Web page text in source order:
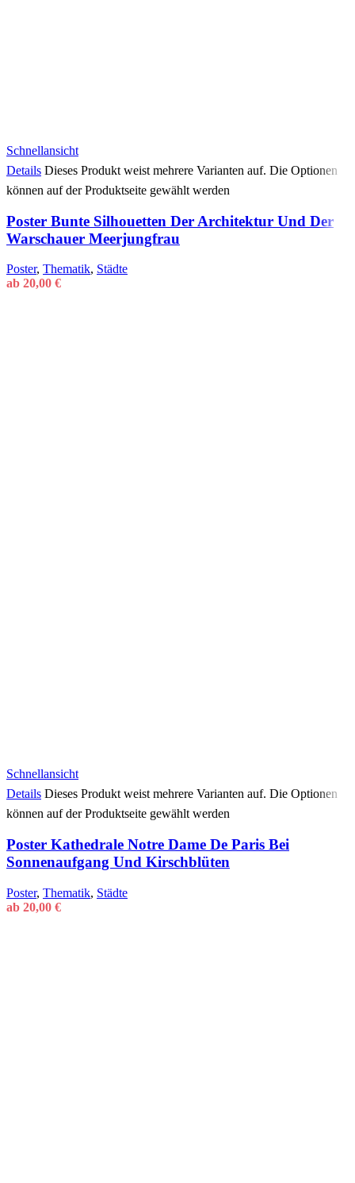
Schnellansicht
Details Dieses Produkt weist mehrere Varianten auf. Die Optionen
können auf der Produktseite gewählt werden
Poster Bunte Silhouetten Der Architektur Und Der
Warschauer Meerjungfrau
Poster, Thematik, Städte
ab 20,00 €
Schnellansicht
Details Dieses Produkt weist mehrere Varianten auf. Die Optionen
können auf der Produktseite gewählt werden
Poster Kathedrale Notre Dame De Paris Bei
Sonnenaufgang Und Kirschblüten
Poster, Thematik, Städte
ab 20,00 €